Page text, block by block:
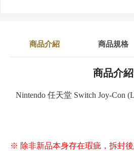
商品介紹 商品規格
商品介紹
Nintendo 任天堂 Switch Joy-Con
※ 除非新品本身存在瑕疵，拆封